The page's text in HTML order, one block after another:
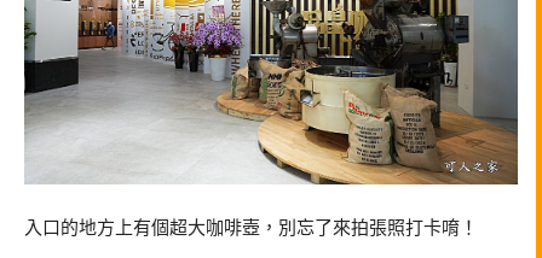
入口的地方上有個超大咖啡壺，別忘了來拍張照打卡唷！